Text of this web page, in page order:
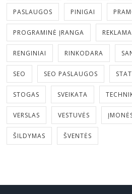
PASLAUGOS PINIGAI
PROGRAMINĖ ĮRANGA REKLAMA
RENGINIAI RINKODARA
SEO SEO PASLAUGOS
STOGAS SVEIKATA
VERSLAS VESTUVĖS
ŠILDYMAS ŠVENTĖS